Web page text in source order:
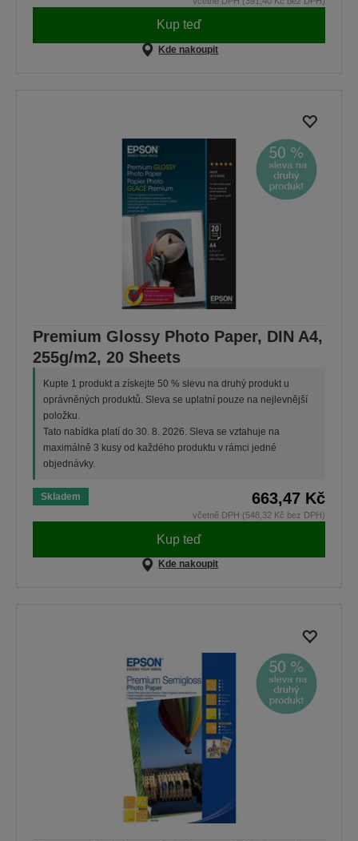
Kup teď
Kde nakoupit
Premium Glossy Photo Paper, DIN A4,
255g/m2, 20 Sheets
Kupte 1 produkt a získejte 50 % slevu na druhý produkt u
oprávněných produktů. Sleva se uplatní pouze na nejlevnější
položku.
Tato nabídka platí do 30. 8. 2026. Sleva se vztahuje na
maximálně 3 kusy od každého produktu v rámci jedné
objednávky.
Skladem 663,47 Kč
včetně DPH (548,32 Kč bez DPH)
Kup teď
Kde nakoupit